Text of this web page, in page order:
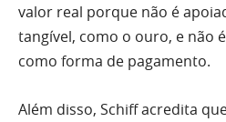
valor real porque não é
tangível, como o ouro, e não
como forma de pagamento.
Além disso, Schiff acredita